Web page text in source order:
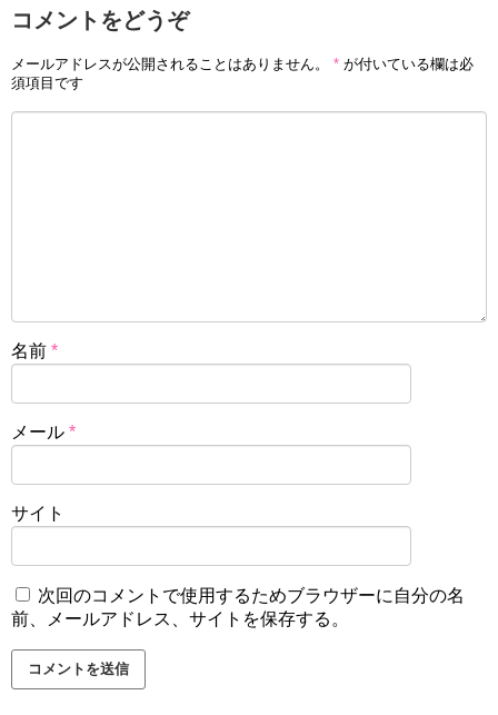
コメントをどうぞ
メールアドレスが公開されることはありません。 * が付いている欄は必
須項目です
名前 *
メール *
サイト
次回のコメントで使用するためブラウザーに自分の名
前、メールアドレス、サイトを保存する。